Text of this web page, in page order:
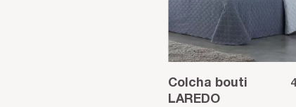
Colcha bouti
LAREDO